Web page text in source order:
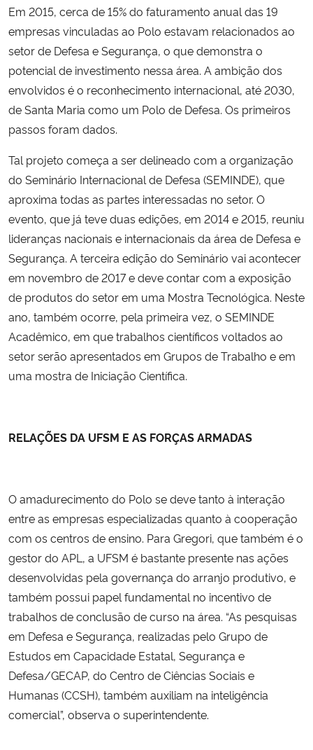
Em 2015, cerca de 15% do faturamento anual das 19
empresas vinculadas ao Polo estavam relacionados ao
setor de Defesa e Segurança, o que demonstra o
potencial de investimento nessa área. A ambição dos
envolvidos é o reconhecimento internacional, até 2030,
de Santa Maria como um Polo de Defesa. Os primeiros
passos foram dados.
Tal projeto começa a ser delineado com a organização
do Seminário Internacional de Defesa (SEMINDE), que
aproxima todas as partes interessadas no setor. O
evento, que já teve duas edições, em 2014 e 2015, reuniu
lideranças nacionais e internacionais da área de Defesa e
Segurança. A terceira edição do Seminário vai acontecer
em novembro de 2017 e deve contar com a exposição
de produtos do setor em uma Mostra Tecnológica. Neste
ano, também ocorre, pela primeira vez, o SEMINDE
Acadêmico, em que trabalhos científicos voltados ao
setor serão apresentados em Grupos de Trabalho e em
uma mostra de Iniciação Científica.
RELAÇÕES DA UFSM E AS FORÇAS ARMADAS
O amadurecimento do Polo se deve tanto à interação
entre as empresas especializadas quanto à cooperação
com os centros de ensino. Para Gregori, que também é o
gestor do APL, a UFSM é bastante presente nas ações
desenvolvidas pela governança do arranjo produtivo, e
também possui papel fundamental no incentivo de
trabalhos de conclusão de curso na área. “As pesquisas
em Defesa e Segurança, realizadas pelo Grupo de
Estudos em Capacidade Estatal, Segurança e
Defesa/GECAP, do Centro de Ciências Sociais e
Humanas (CCSH), também auxiliam na inteligência
comercial”, observa o superintendente.